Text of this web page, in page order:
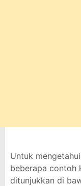
Untuk
beberapa contoh
ditunjukkan di